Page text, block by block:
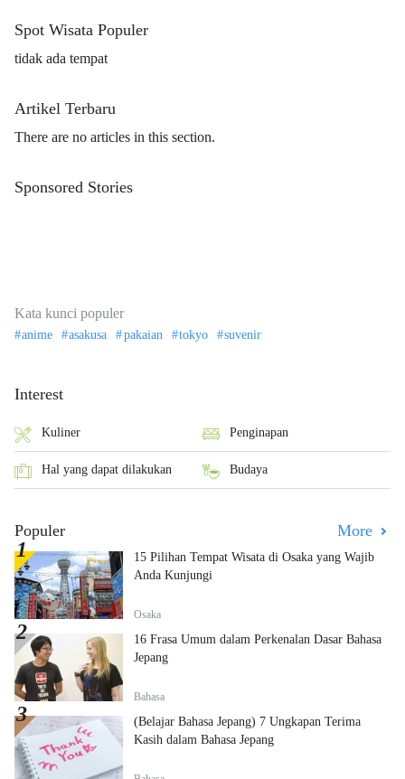
Spot Wisata Populer
tidak ada tempat
Artikel Terbaru
There are no articles in this section.
Sponsored Stories
Kata kunci populer
anime asakusa pakaian tokyo suvenir
Interest
Kuliner Penginapan
Hal yang dapat dilakukan Budaya
Populer More
15 Pilihan Tempat Wisata di Osaka yang Wajib
Anda Kunjungi
Osaka
16 Frasa Umum dalam Perkenalan Dasar Bahasa
Jepang
Bahasa
(Belajar Bahasa Jepang) 7 Ungkapan Terima
Kasih dalam Bahasa Jepang